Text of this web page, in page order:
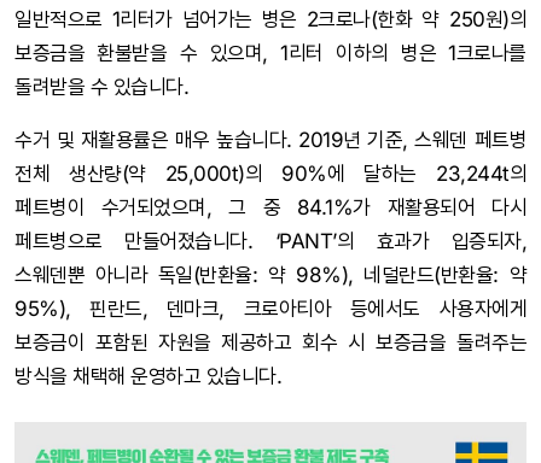
일반적으로 1리터가 넘어가는 병은 2크로나(한화 약 250원)의
보증금을 환불받을 수 있으며, 1리터 이하의 병은 1크로나를
돌려받을 수 있습니다.
수거 및 재활용률은 매우 높습니다. 2019년 기준, 스웨덴 페트병
전체 생산량(약 25,000t)의 90%에 달하는 23,244t의
페트병이 수거되었으며, 그 중 84.1%가 재활용되어 다시
페트병으로 만들어졌습니다. ‘PANT’의 효과가 입증되자,
스웨덴뿐 아니라 독일(반환율: 약 98%), 네덜란드(반환율: 약
95%), 핀란드, 덴마크, 크로아티아 등에서도 사용자에게
보증금이 포함된 자원을 제공하고 회수 시 보증금을 돌려주는
방식을 채택해 운영하고 있습니다.